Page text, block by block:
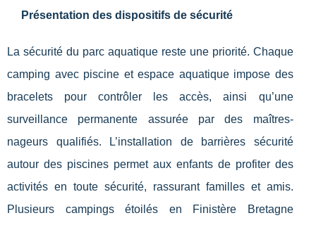
Présentation des dispositifs de sécurité
La sécurité du parc aquatique reste une priorité. Chaque
camping avec piscine et espace aquatique impose des
bracelets pour contrôler les accès, ainsi qu’une
surveillance permanente assurée par des maîtres-
nageurs qualifiés. L’installation de barrières sécurité
autour des piscines permet aux enfants de profiter des
activités en toute sécurité, rassurant familles et amis.
Plusieurs campings étoilés en Finistère Bretagne